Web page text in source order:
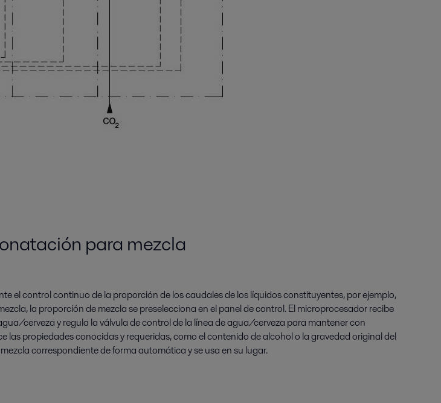
para mezcla
el control continuo de la proporción de los caudales de los líquidos constituyentes, por ejemplo,
la proporción de mezcla se preselecciona en el panel de control. El microprocesador recibe
cerveza y regula la válvula de control de la línea de agua/cerveza para mantener con
propiedades conocidas y requeridas, como el contenido de alcohol o la gravedad original del
correspondiente de forma automática y se usa en su lugar.